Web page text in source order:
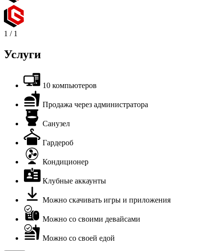
1 / 1
Услуги
10 компьютеров
Продажа через администратора
Санузел
Гардероб
Кондиционер
Клубные аккаунты
Можно скачивать игры и приложения
Можно со своими девайсами
Можно со своей едой